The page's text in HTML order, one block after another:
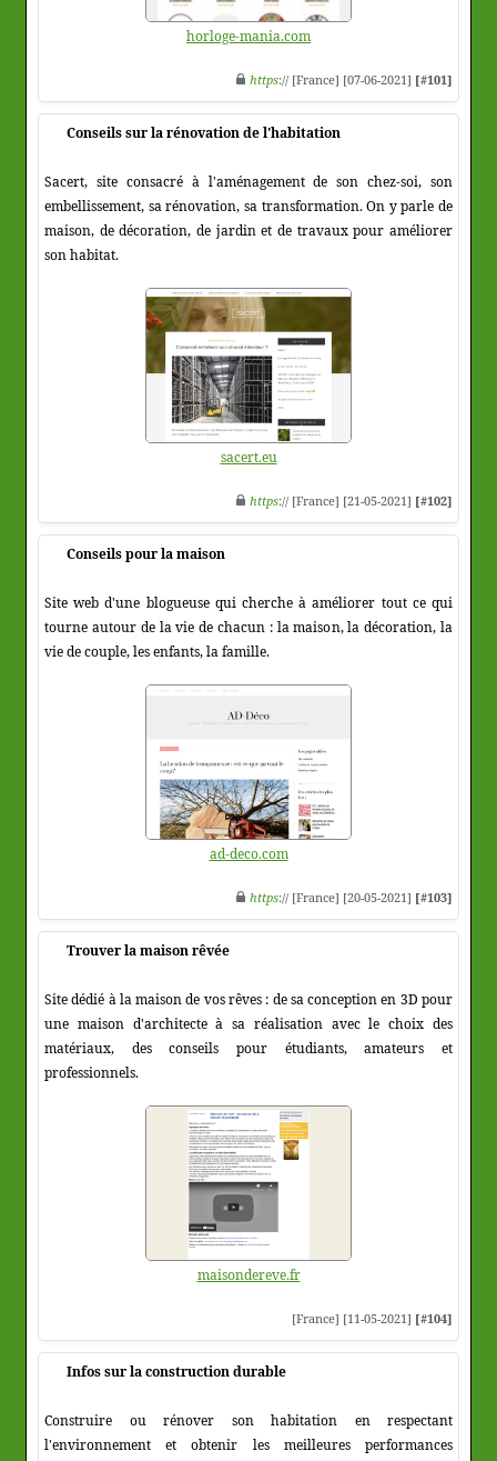
horloge-mania.com
https:// [France] [07-06-2021] [#101]
Conseils sur la rénovation de l'habitation
Sacert, site consacré à l'aménagement de son chez-soi, son
embellissement, sa rénovation, sa transformation. On y parle de
maison, de décoration, de jardin et de travaux pour améliorer
son habitat.
sacert.eu
https:// [France] [21-05-2021] [#102]
Conseils pour la maison
Site web d'une blogueuse qui cherche à améliorer tout ce qui
tourne autour de la vie de chacun : la maison, la décoration, la
vie de couple, les enfants, la famille.
ad-deco.com
https:// [France] [20-05-2021] [#103]
Trouver la maison rêvée
Site dédié à la maison de vos rêves : de sa conception en 3D pour
une maison d'architecte à sa réalisation avec le choix des
matériaux, des conseils pour étudiants, amateurs et
professionnels.
maisondereve.fr
[France] [11-05-2021] [#104]
Infos sur la construction durable
Construire ou rénover son habitation en respectant
l'environnement et obtenir les meilleures performances